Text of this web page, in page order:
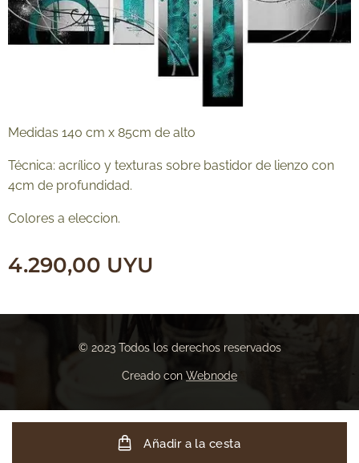
Medidas 140 cm x 85cm de alto
Técnica: acrílico y texturas sobre bastidor de lienzo con
4cm de profundidad.
Colores a eleccion.
4.290,00 UYU
Añadir a la cesta
© 2023 Todos los derechos reservados
Creado con Webnode